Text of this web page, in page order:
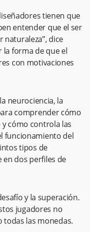
tienen que
entender que el ser
dice
la forma de que el
con motivaciones
neurociencia, la
comprender cómo
cómo controla las
funcionamiento del
tipos de
dos perfiles de
y la superación.
jugadores no
todas las monedas.